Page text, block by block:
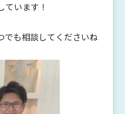
ています！
でも相談してくださいね